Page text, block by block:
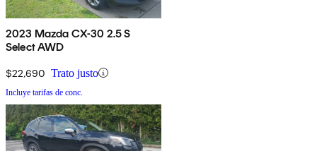
2023 Mazda CX-30 2.5 S
Select AWD
$22,690 Trato justo
Incluye tarifas de conc.